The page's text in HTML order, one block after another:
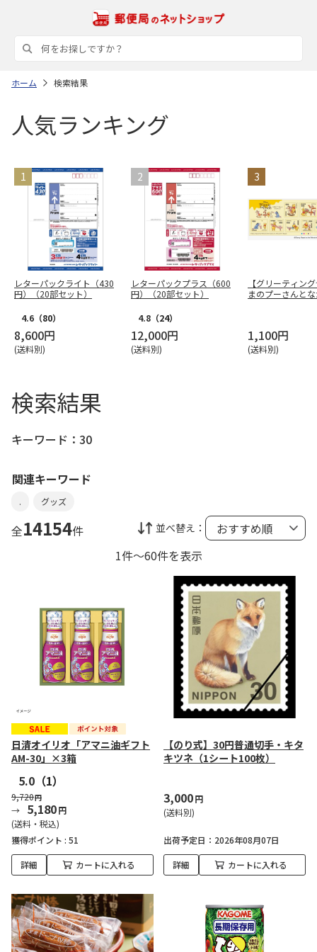
ホーム 検索結果
人気ランキング
レターパックライト（430
円）（20部セット）
4.6 （80）
8,600円
(送料別)
レターパックプラス（600
円）（20部セット）
4.8 （24）
12,000円
(送料別)
【グリーティン
まのプーさんと
1,100円
(送料別)
検索結果
キーワード： 30
関連キーワード
. グッズ
全14154件 並べ替え：
1件～60件を表示
日清オイリオ「アマニ油ギフト
AM-30」×3箱
5.0 （1）
9,720円
5,180円
(送料・税込)
獲得ポイント : 51
詳細 カートに入れる
【のり式】30円普通切手・キタ
キツネ（1シート100枚）
3,000円
(送料別)
出荷予定日 2026年08月07日
詳細 カートに入れる